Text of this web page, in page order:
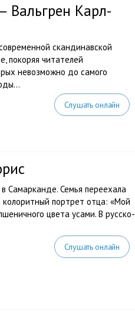
Вальгрен Карл-
скандинавской
покоряя читателей
невозможно до самого
Слушать онлайн
Самарканде. Семья переехала
колоритный портрет отца: «Мой
цвета усами. В русско-
Слушать онлайн